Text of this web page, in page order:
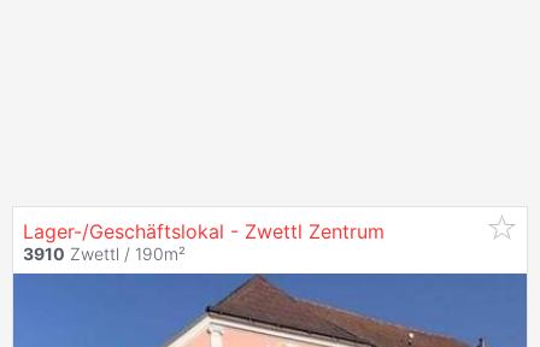
Lager-/Geschäftslokal - Zwettl Zentrum
3910 Zwettl / 190m²